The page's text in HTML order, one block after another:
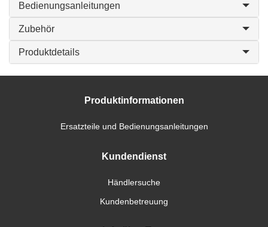
Bedienungsanleitungen
Zubehör
Produktdetails
Produktinformationen
Ersatzteile und Bedienungsanleitungen
Kundendienst
Händlersuche
Kundenbetreuung